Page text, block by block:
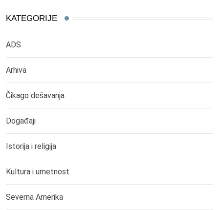
KATEGORIJE
ADS
Arhiva
Čikago dešavanja
Događaji
Istorija i religija
Kultura i umetnost
Severna Amerika